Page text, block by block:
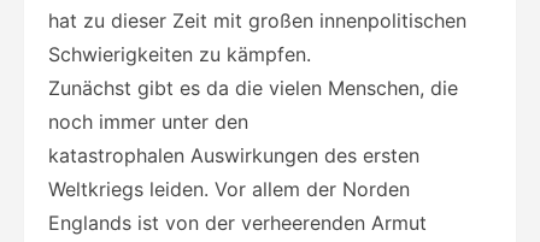
hat zu dieser Zeit mit großen innenpolitischen
Schwierigkeiten zu kämpfen.
Zunächst gibt es da die vielen Menschen, die
noch immer unter den
katastrophalen Auswirkungen des ersten
Weltkriegs leiden. Vor allem der Norden
Englands ist von der verheerenden Armut